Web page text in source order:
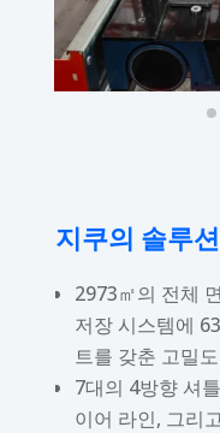
지쿠의 솔루션
2973㎡의 전체
저장 시스템에
트를 갖춘 고밀
7대의 4방향 셔
이어 라인, 그리